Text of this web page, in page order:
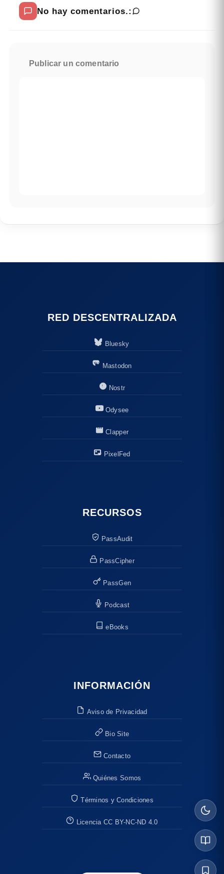
No hay comentarios.:
Publicar un comentario
RED DESCENTRALIZADA
Bluesky
Mastodon
Nostr
Odysee
Clapper
PixelFed
RECURSOS
PassAudit
PassCipher
PassGen
Podcast
eBooks
INFORMACIÓN
Aviso de Privacidad
Bio Site
Contacto
Quiénes Somos
Términos y Condiciones
Licencia CC BY-NC-ND 4.0